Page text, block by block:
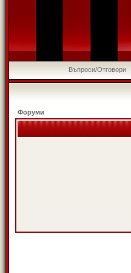
Въпроси/Отговори
Форуми